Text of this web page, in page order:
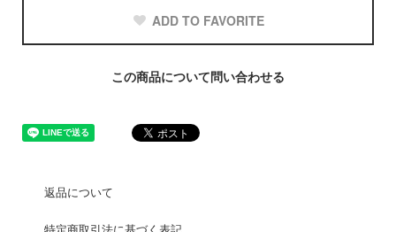
ADD TO FAVORITE
この商品について問い合わせる
返品について